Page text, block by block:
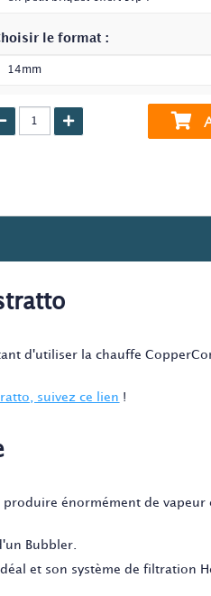
le format :
d'utiliser la chauffe
suivez ce lien !
produire énormément de vapeur
Bubbler.
et son système de filtration